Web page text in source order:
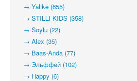
→ Yalike (655)
→ STILLI KIDS (358)
→ Soylu (22)
→ Alex (35)
→ Baas-Anda (77)
→ Эльффей (102)
→ Happy (6)